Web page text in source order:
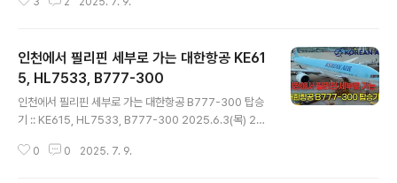
1일차, 인천국제공항 2여객터미널 01:16 두짓타니 막탄
차, 새벽 2시 30분, 오슬롭 고래상어 21:55 오슬롭 투말
록 폭포 25:44 오슬롭 원숭이 와칭 28:25 7107 레스토
랑 29:21 4일차, 두짓타니 막탄 리조트 앞 29:37 오이스
터 베이 씨푸드 레스토랑 30:23 마젤란 크로스 31:23 산
페드로 요새 33:28 아얄라 쇼핑몰 35:50 시라오 픽토리
얼 가든 37:01 탑스힐 전..
인천에서 필리핀 세부로 가는 대한항공 KE61
5, HL7533, B777-300
인천에서 필리핀 세부로 가는 대한항공 B777-300 탑승
기 :: KE615, HL7533, B777-300 2025.6.3(목) 20:
1:01 인천국제공항 2 여객터미널 - 마티나 라운지 02:30
0 0 2025. 7. 9.